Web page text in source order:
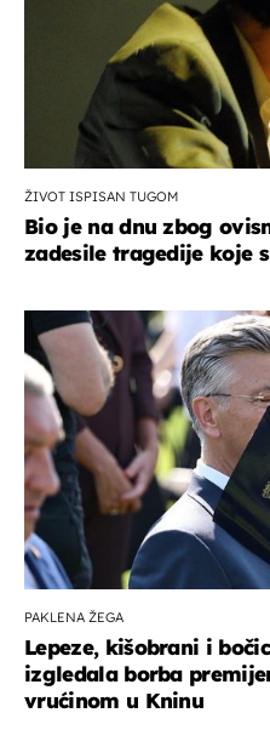
ŽIVOT ISPISAN TUGOM
Bio je na dnu zbog
zadesile tragedije koje
PAKLENA ŽEGA
Lepeze, kišobrani i
izgledala borba
vrućinom u Kninu